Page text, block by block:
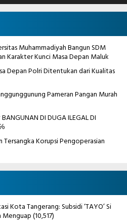
Muhammadiyah Bangun SDM
Karakter Kunci Masa Depan Maluk
Depan Polri Ditentukan dari Kualitas
Pameran Pangan Murah
DI DUGA ILEGAL DI
Korupsi Pengoperasian
Kota Tangerang: Subsidi ‘TAYO’ Si
Menguap(10,517)